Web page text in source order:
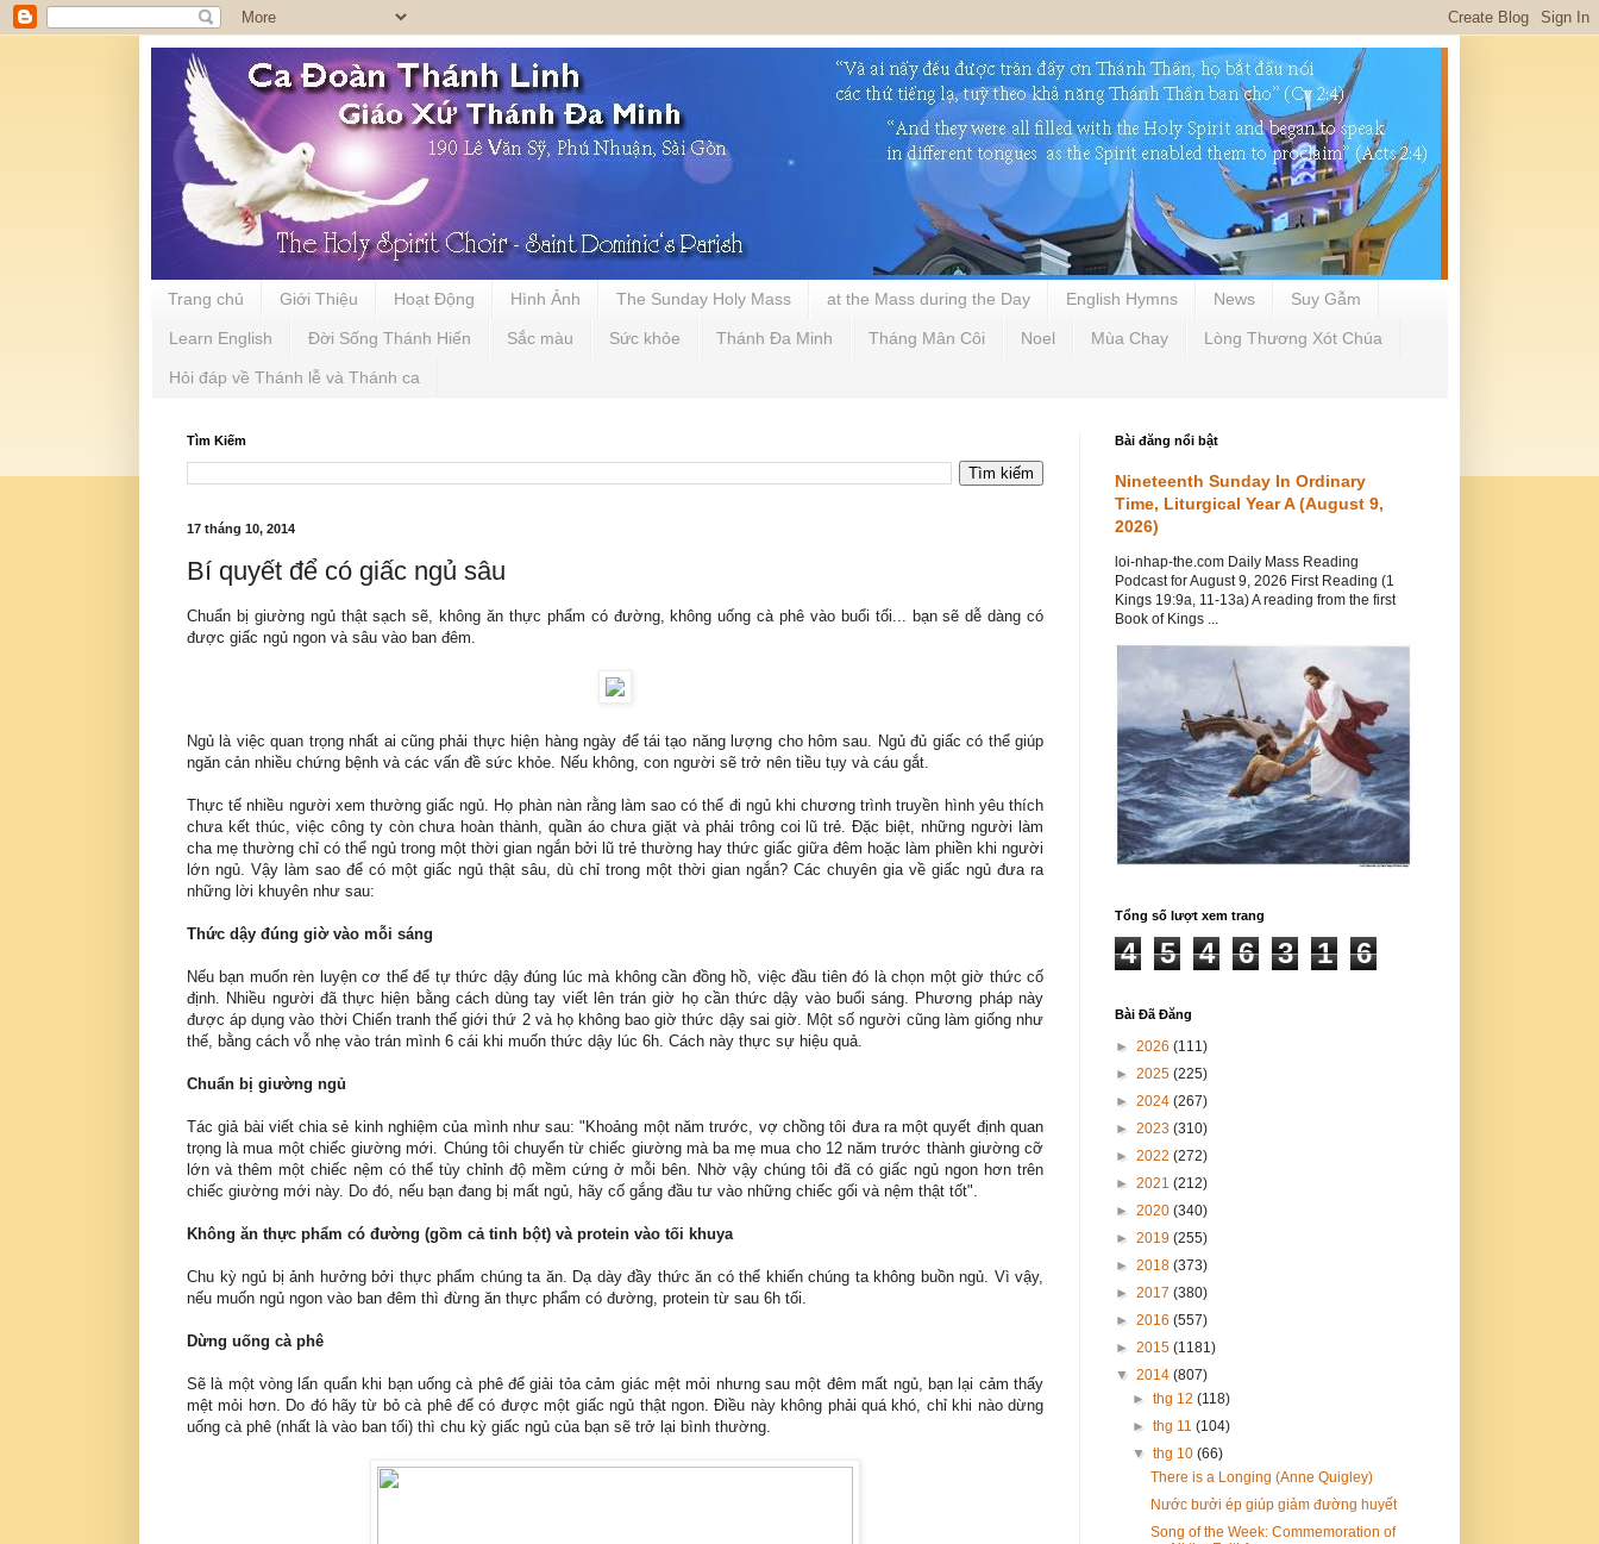
Trang chủ Giới Thiệu Hoạt Động Hình Ảnh The Sunday Holy Mass at the Mass during the Day English Hymns News Suy Gẫm
Learn English Đời Sống Thánh Hiến Sắc màu Sức khỏe Thánh Đa Minh Tháng Mân Côi Noel Mùa Chay Lòng Thương Xót Chúa
Hỏi đáp về Thánh lễ và Thánh ca
Tìm Kiếm
17 tháng 10, 2014
Bí quyết để có giấc ngủ sâu
Chuẩn bị giường ngủ thật sạch sẽ, không ăn thực phẩm có đường, không uống cà phê vào buổi tối... bạn sẽ dễ dàng có
được giấc ngủ ngon và sâu vào ban đêm.
Ngủ là việc quan trọng nhất ai cũng phải thực hiện hàng ngày để tái tạo năng lượng cho hôm sau. Ngủ đủ giấc có thể giúp
ngăn cản nhiều chứng bệnh và các vấn đề sức khỏe. Nếu không, con người sẽ trở nên tiều tụy và cáu gắt.
Thực tế nhiều người xem thường giấc ngủ. Họ phàn nàn rằng làm sao có thể đi ngủ khi chương trình truyền hình yêu thích
chưa kết thúc, việc công ty còn chưa hoàn thành, quần áo chưa giặt và phải trông coi lũ trẻ. Đặc biệt, những người làm
cha mẹ thường chỉ có thể ngủ trong một thời gian ngắn bởi lũ trẻ thường hay thức giấc giữa đêm hoặc làm phiền khi người
lớn ngủ. Vậy làm sao để có một giấc ngủ thật sâu, dù chỉ trong một thời gian ngắn? Các chuyên gia về giấc ngủ đưa ra
những lời khuyên như sau:
Thức dậy đúng giờ vào mỗi sáng
Nếu bạn muốn rèn luyện cơ thể để tự thức dậy đúng lúc mà không cần đồng hồ, việc đầu tiên đó là chọn một giờ thức cố
định. Nhiều người đã thực hiện bằng cách dùng tay viết lên trán giờ họ cần thức dậy vào buổi sáng. Phương pháp này
được áp dụng vào thời Chiến tranh thế giới thứ 2 và họ không bao giờ thức dậy sai giờ. Một số người cũng làm giống như
thế, bằng cách vỗ nhẹ vào trán mình 6 cái khi muốn thức dậy lúc 6h. Cách này thực sự hiệu quả.
Chuẩn bị giường ngủ
Tác giả bài viết chia sẻ kinh nghiệm của mình như sau: "Khoảng một năm trước, vợ chồng tôi đưa ra một quyết định quan
trọng là mua một chiếc giường mới. Chúng tôi chuyển từ chiếc giường mà ba mẹ mua cho 12 năm trước thành giường cỡ
lớn và thêm một chiếc nệm có thể tùy chỉnh độ mềm cứng ở mỗi bên. Nhờ vậy chúng tôi đã có giấc ngủ ngon hơn trên
chiếc giường mới này. Do đó, nếu bạn đang bị mất ngủ, hãy cố gắng đầu tư vào những chiếc gối và nệm thật tốt".
Không ăn thực phẩm có đường (gồm cả tinh bột) và protein vào tối khuya
Chu kỳ ngủ bị ảnh hưởng bởi thực phẩm chúng ta ăn. Dạ dày đầy thức ăn có thể khiến chúng ta không buồn ngủ. Vì vậy,
nếu muốn ngủ ngon vào ban đêm thì đừng ăn thực phẩm có đường, protein từ sau 6h tối.
Dừng uống cà phê
Sẽ là một vòng lẩn quẩn khi bạn uống cà phê để giải tỏa cảm giác mệt mỏi nhưng sau một đêm mất ngủ, bạn lại cảm thấy
mệt mỏi hơn. Do đó hãy từ bỏ cà phê để có được một giấc ngủ thật ngon. Điều này không phải quá khó, chỉ khi nào dừng
uống cà phê (nhất là vào ban tối) thì chu kỳ giấc ngủ của bạn sẽ trở lại bình thường.
Bài đăng nổi bật
Nineteenth Sunday In Ordinary
Time, Liturgical Year A (August 9,
2026)
loi-nhap-the.com Daily Mass Reading
Podcast for August 9, 2026 First Reading (1
Kings 19:9a, 11-13a) A reading from the first
Book of Kings ...
Tổng số lượt xem trang
4 5 4 6 3 1 6
Bài Đã Đăng
► 2026 (111)
► 2025 (225)
► 2024 (267)
► 2023 (310)
► 2022 (272)
► 2021 (212)
► 2020 (340)
► 2019 (255)
► 2018 (373)
► 2017 (380)
► 2016 (557)
► 2015 (1181)
▼ 2014 (807)
►thg 12(118)
►thg 11(104)
▼thg 10(66)
There is a Longing (Anne Quigley)
Nước bưởi ép giúp giảm đường huyết
Song of the Week: Commemoration of